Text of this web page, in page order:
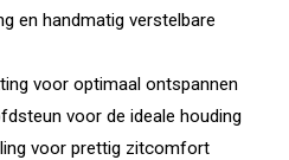
en handmatig verstelbare
voor optimaal ontspannen
voor de ideale houding
voor prettig zitcomfort